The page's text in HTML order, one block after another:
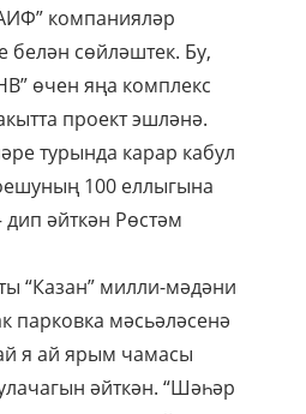
компанияләр
белән сөйләштек. Бу,
өчен яңа комплекс
проект эшләнә.
турында карар кабул
100 еллыгына
дип әйткән Рөстәм
“Казан” милли-мәдәни
парковка мәсьәләсенә
я ай ярым чамасы
әйткән. “Шәһәр